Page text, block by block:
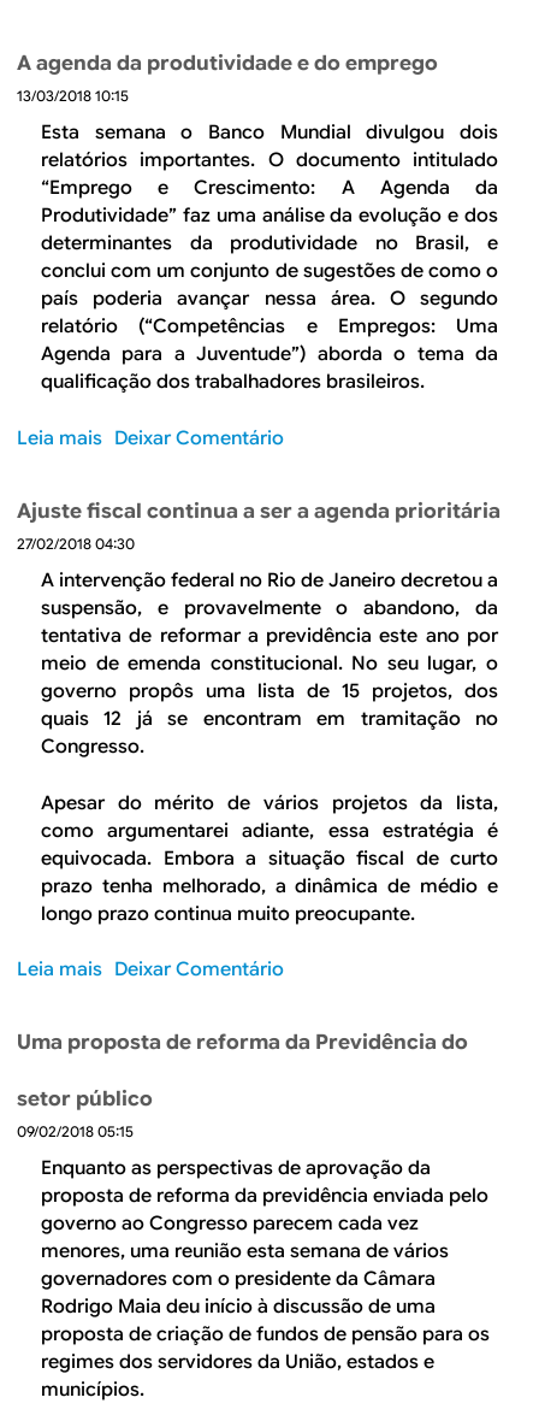
r
e
A
u
m
e
n
t
a
r
a
c
m
t
i
ç
ã
o
é
u
m
a
g
e
n
d
a
u
i
v
A agenda da produtividade e do emprego
13/03/2018 10:15
Esta semana o Banco Mundial divulgou dois
relatórios importantes. O documento intitulado
“Emprego e Crescimento: A Agenda da
Produtividade” faz uma análise da evolução e dos
determinantes da produtividade no Brasil, e
conclui com um conjunto de sugestões de como o
país poderia avançar nessa área. O segundo
relatório (“Competências e Empregos: Uma
Agenda para a Juventude”) aborda o tema da
qualificação dos trabalhadores brasileiros.
Leia mais
r
e
A
a
g
e
n
d
a
a
p
r
o
d
i
a
d
e
e
d
o
e
m
p
r
e
g
Deixar Comentário
Ajuste fiscal continua a ser a agenda prioritária
27/02/2018 04:30
A intervenção federal no Rio de Janeiro decretou a
suspensão, e provavelmente o abandono, da
tentativa de reformar a previdência este ano por
meio de emenda constitucional. No seu lugar, o
governo propôs uma lista de 15 projetos, dos
quais 12 já se encontram em tramitação no
Congresso.
Apesar do mérito de vários projetos da lista,
como argumentarei adiante, essa estratégia é
equivocada. Embora a situação fiscal de curto
prazo tenha melhorado, a dinâmica de médio e
longo prazo continua muito preocupante.
Leia mais
r
A
j
u
s
t
e
f
i
s
c
a
Deixar Comentário
Uma proposta de reforma da Previdência do
setor público
09/02/2018 05:15
Enquanto as perspectivas de aprovação da
proposta de reforma da previdência enviada pelo
governo ao Congresso parecem cada vez
menores, uma reunião esta semana de vários
governadores com o presidente da Câmara
Rodrigo Maia deu início à discussão de uma
proposta de criação de fundos de pensão para os
regimes dos servidores da União, estados e
municípios.